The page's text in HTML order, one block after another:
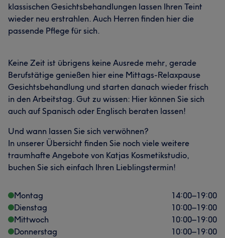
klassischen Gesichtsbehandlungen lassen Ihren Teint
wieder neu erstrahlen. Auch Herren finden hier die
passende Pflege für sich.
Keine Zeit ist übrigens keine Ausrede mehr, gerade
Berufstätige genießen hier eine Mittags-Relaxpause
Gesichtsbehandlung und starten danach wieder frisch
in den Arbeitstag. Gut zu wissen: Hier können Sie sich
auch auf Spanisch oder Englisch beraten lassen!
Und wann lassen Sie sich verwöhnen?
In unserer Übersicht finden Sie noch viele weitere
traumhafte Angebote von Katjas Kosmetikstudio,
buchen Sie sich einfach Ihren Lieblingstermin!
Montag 14:00–19:00
Dienstag
10:00–19:00
Mittwoch
10:00–19:00
Donnerstag
10:00–19:00